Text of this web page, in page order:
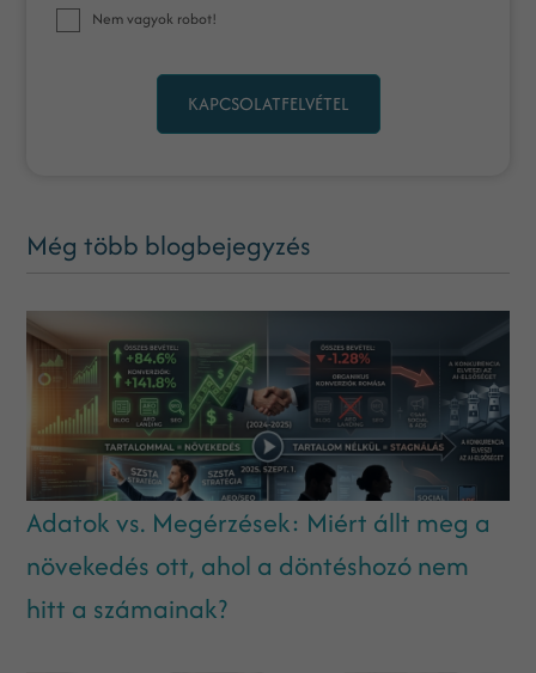
Nem vagyok robot!
KAPCSOLATFELVÉTEL
Még több blogbejegyzés
Adatok vs. Megérzések: Miért állt meg a
növekedés ott, ahol a döntéshozó nem
hitt a számainak?